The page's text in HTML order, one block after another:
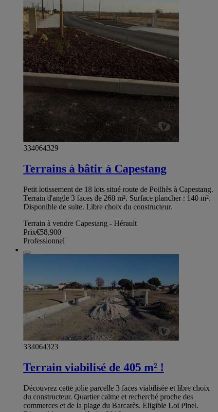
334064329
Terrains à bâtir à Capestang
Petit lotissement de 18 lots situé route de Poilhès à Capestang.
Terrain d'angle 3 faces de 268 m². Surface plancher : 140 m².
Disponible de suite. Libre choix du constructeur.
Terrain à vendre Capestang - Hérault
Prix€58,900
Professionnel
334064323
Terrain viabilisé de 405 m² !
Découvrez cette jolie parcelle 3 faces viabilisée et libre choix
du constructeur. Quartier calme et recherché proche des
commerces et de la plage du Barcarès. Eligible Loi Pinel.